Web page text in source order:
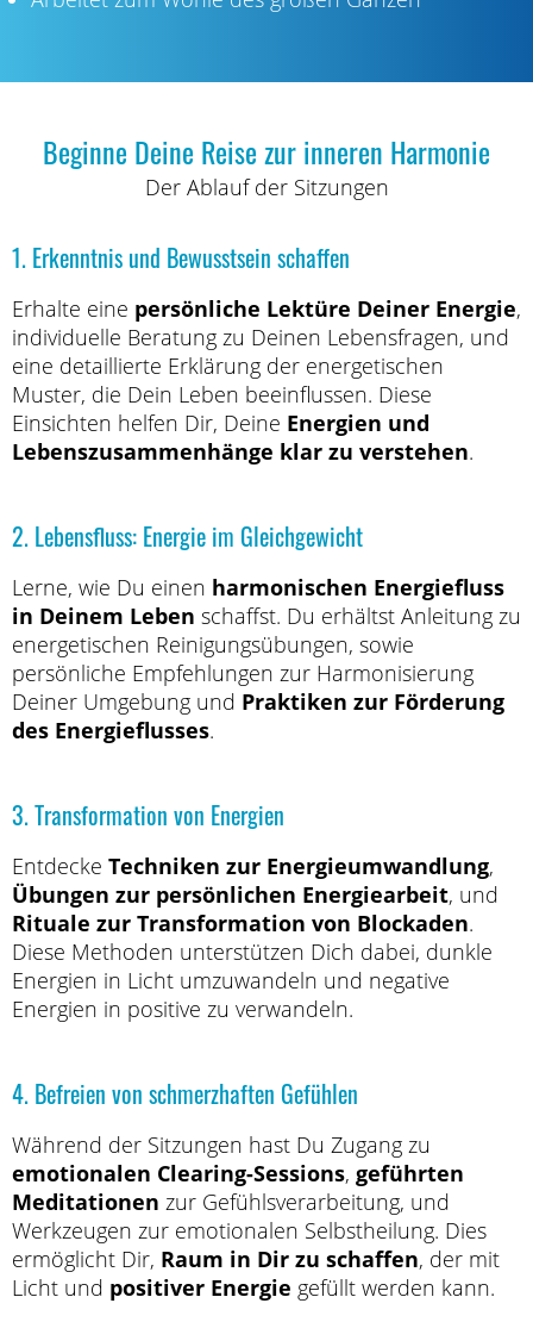
Beginne Deine Reise zur inneren Harmonie
Der Ablauf der Sitzungen
1. Erkenntnis und Bewusstsein schaffen
Erhalte eine persönliche Lektüre Deiner Energie,
individuelle Beratung zu Deinen Lebensfragen, und
eine detaillierte Erklärung der energetischen
Muster, die Dein Leben beeinflussen. Diese
Einsichten helfen Dir, Deine Energien und
Lebenszusammenhänge klar zu verstehen.
2. Lebensfluss: Energie im Gleichgewicht
Lerne, wie Du einen harmonischen Energiefluss
in Deinem Leben schaffst. Du erhältst Anleitung zu
energetischen Reinigungsübungen, sowie
persönliche Empfehlungen zur Harmonisierung
Deiner Umgebung und Praktiken zur Förderung
des Energieflusses.
3. Transformation von Energien
Entdecke Techniken zur Energieumwandlung,
Übungen zur persönlichen Energiearbeit, und
Rituale zur Transformation von Blockaden.
Diese Methoden unterstützen Dich dabei, dunkle
Energien in Licht umzuwandeln und negative
Energien in positive zu verwandeln.
4. Befreien von schmerzhaften Gefühlen
Während der Sitzungen hast Du Zugang zu
emotionalen Clearing-Sessions, geführten
Meditationen zur Gefühlsverarbeitung, und
Werkzeugen zur emotionalen Selbstheilung. Dies
ermöglicht Dir, Raum in Dir zu schaffen, der mit
Licht und positiver Energie gefüllt werden kann.